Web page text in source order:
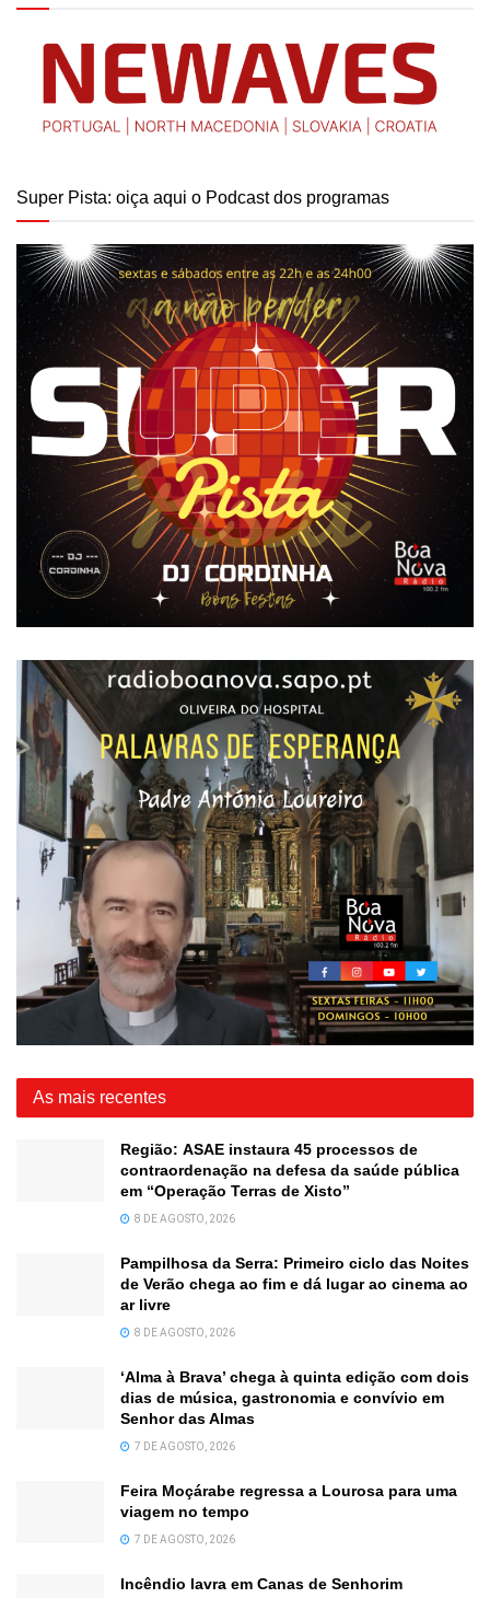
Super Pista: oiça aqui o Podcast dos programas
As mais recentes
Região: ASAE instaura 45 processos de
contraordenação na defesa da saúde pública
em “Operação Terras de Xisto”
8 DE AGOSTO, 2026
Pampilhosa da Serra: Primeiro ciclo das Noites
de Verão chega ao fim e dá lugar ao cinema ao
ar livre
8 DE AGOSTO, 2026
‘Alma à Brava’ chega à quinta edição com dois
dias de música, gastronomia e convívio em
Senhor das Almas
7 DE AGOSTO, 2026
Feira Moçárabe regressa a Lourosa para uma
viagem no tempo
7 DE AGOSTO, 2026
Incêndio lavra em Canas de Senhorim